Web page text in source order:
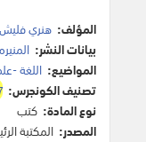
المؤلف: هنري فليش
بيانات النشر: المنيره
المواضيع: اللغة -
تصنيف الكونجرس:
نوع المادة: كتب
المصدر: المكتبة